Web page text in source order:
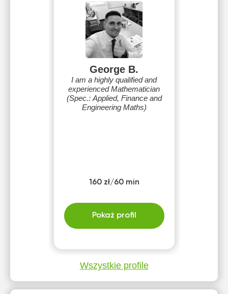
George B.
I am a highly qualified and
experienced Mathematician
(Spec.: Applied, Finance and
Engineering Maths)
160 zł/60 min
Pokaż profil
Wszystkie profile